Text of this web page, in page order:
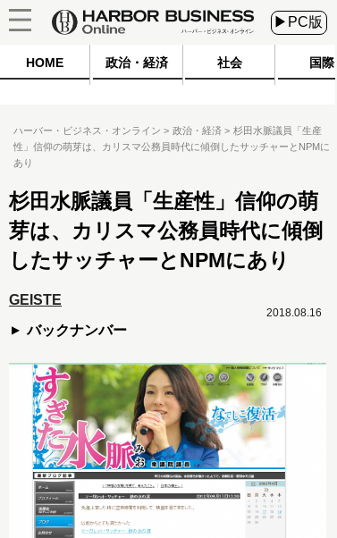
▶PC版
HOME 政治・経済 社会 国際
ハーバー・ビジネス・オンライン 政治・経済
杉田水脈議員「生産
性」信仰の萌芽は、カリスマ公務員時代に傾倒したサッチャーとNPMに
あり
杉田水脈議員「生産性」信仰の萌
芽は、カリスマ公務員時代に傾倒
したサッチャーとNPMにあり
GEISTE
バックナンバー
2018.08.16